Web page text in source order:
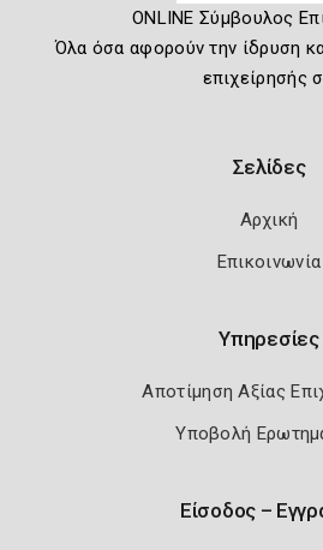
ONLINE Σύμβουλος
Όλα όσα αφορούν την ίδρυση
επιχείρησής
Σελίδες
Αρχική
Επικοινωνία
Υπηρεσίες
Αποτίμηση Αξίας
Υποβολή
Είσοδος –